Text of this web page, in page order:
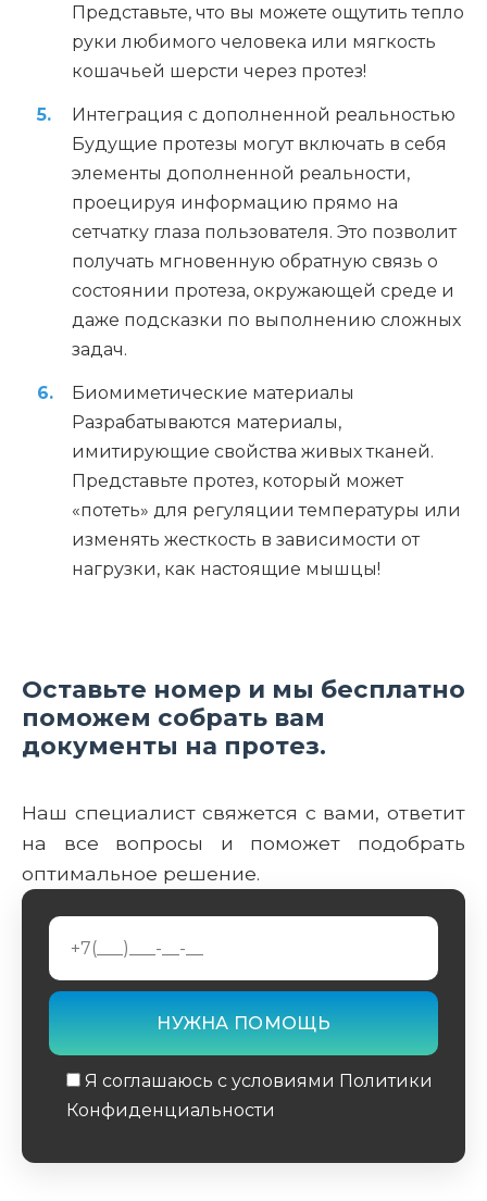
Представьте, что вы можете ощутить тепло
руки любимого человека или мягкость
кошачьей шерсти через протез!
Интеграция с дополненной реальностью
Будущие протезы могут включать в себя
элементы дополненной реальности,
проецируя информацию прямо на
сетчатку глаза пользователя. Это позволит
получать мгновенную обратную связь о
состоянии протеза, окружающей среде и
даже подсказки по выполнению сложных
задач.
Биомиметические материалы
Разрабатываются материалы,
имитирующие свойства живых тканей.
Представьте протез, который может
«потеть» для регуляции температуры или
изменять жесткость в зависимости от
нагрузки, как настоящие мышцы!
Оставьте номер и мы бесплатно
поможем собрать вам
документы на протез.
Наш специалист свяжется с вами, ответит
на все вопросы и поможет подобрать
оптимальное решение.
Я соглашаюсь с условиями Политики
Конфиденциальности